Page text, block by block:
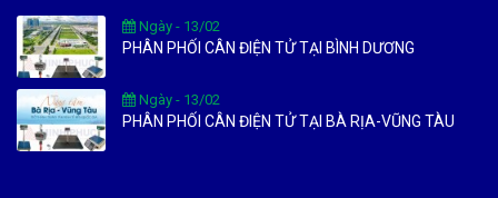
Ngày - 13/02
PHÂN PHỐI CÂN ĐIỆN TỬ TẠI BÌNH DƯƠNG
Ngày - 13/02
PHÂN PHỐI CÂN ĐIỆN TỬ TẠI BÀ RỊA-VŨNG TÀU